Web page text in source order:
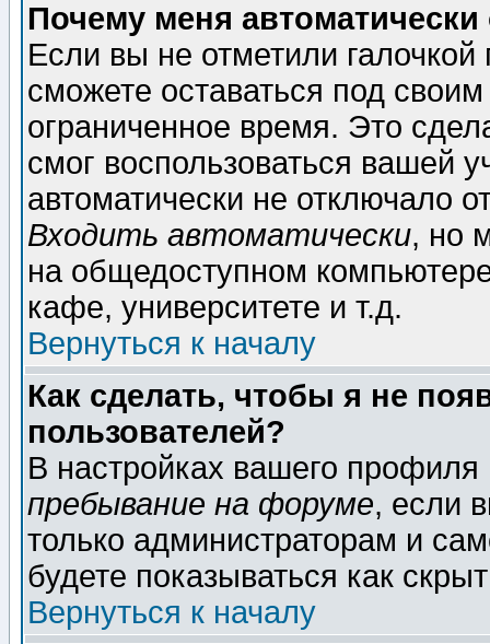
Почему меня автоматически
Если вы не отметили галочкой
сможете оставаться под
ограниченное время. Это
смог воспользоваться вашей
автоматически не отключало
Входить автоматически, но
на общедоступном
кафе, университете и т.д.
Вернуться к началу
Как сделать, чтобы я не
пользователей?
В настройках вашего
пребывание на форуме, если
только администраторам и
будете показываться как
Вернуться к началу